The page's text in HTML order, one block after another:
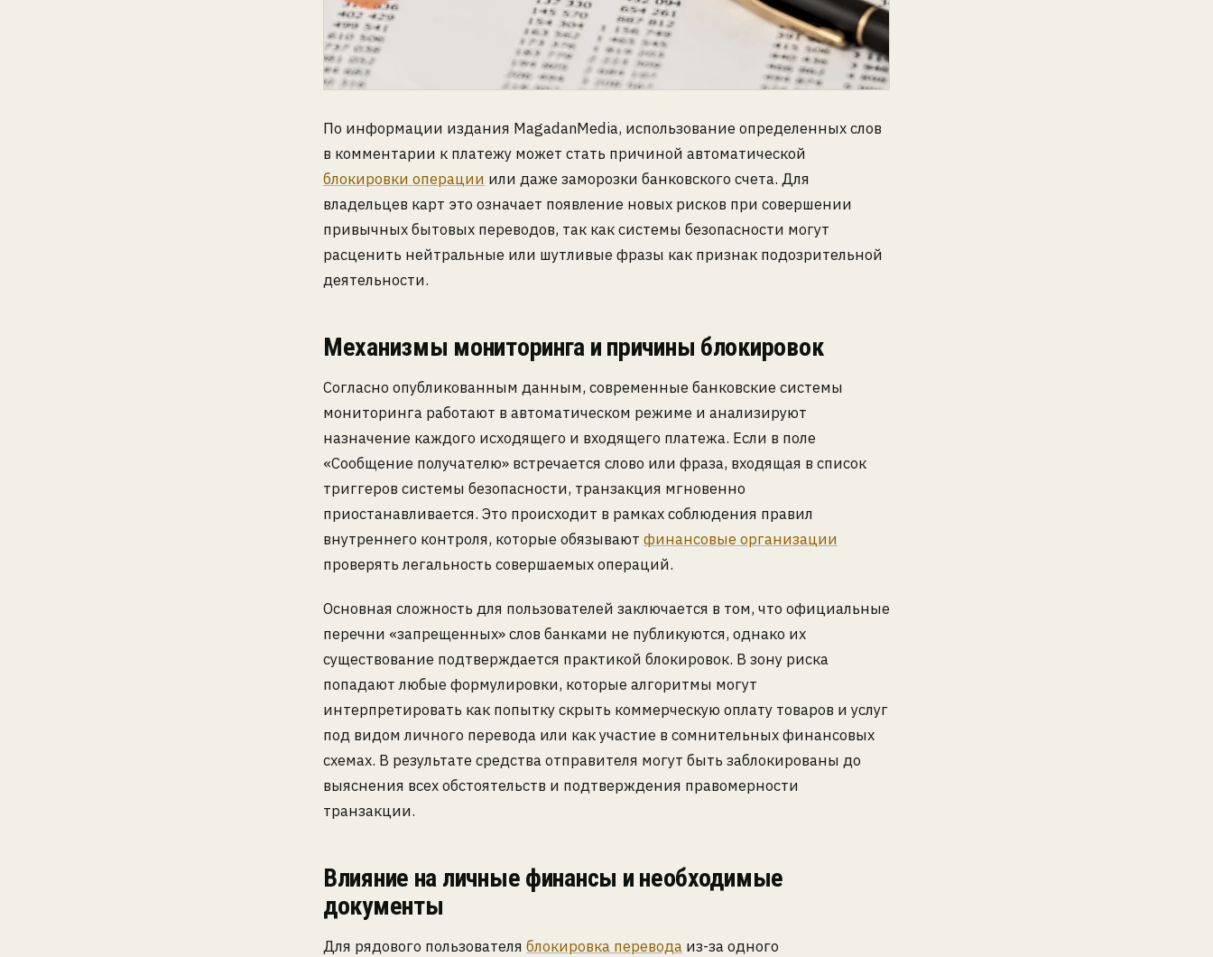
По информации издания MagadanMedia, использование определенных слов
в комментарии к платежу может стать причиной автоматической
блокировки операции или даже заморозки банковского счета. Для
владельцев карт это означает появление новых рисков при совершении
привычных бытовых переводов, так как системы безопасности могут
расценить нейтральные или шутливые фразы как признак подозрительной
деятельности.
Механизмы мониторинга и причины блокировок
Согласно опубликованным данным, современные банковские системы
мониторинга работают в автоматическом режиме и анализируют
назначение каждого исходящего и входящего платежа. Если в поле
«Сообщение получателю» встречается слово или фраза, входящая в список
триггеров системы безопасности, транзакция мгновенно
приостанавливается. Это происходит в рамках соблюдения правил
внутреннего контроля, которые обязывают финансовые организации
проверять легальность совершаемых операций.
Основная сложность для пользователей заключается в том, что официальные
перечни «запрещенных» слов банками не публикуются, однако их
существование подтверждается практикой блокировок. В зону риска
попадают любые формулировки, которые алгоритмы могут
интерпретировать как попытку скрыть коммерческую оплату товаров и услуг
под видом личного перевода или как участие в сомнительных финансовых
схемах. В результате средства отправителя могут быть заблокированы до
выяснения всех обстоятельств и подтверждения правомерности
транзакции.
Влияние на личные финансы и необходимые
документы
Для рядового пользователя блокировка перевода из-за одного